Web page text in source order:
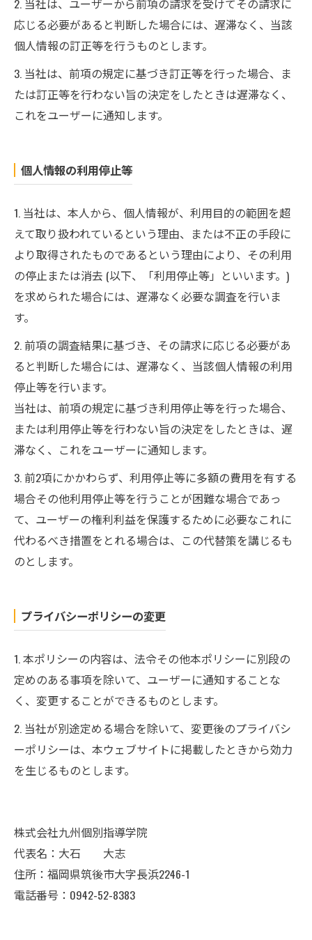
2. 当社は、ユーザーから前項の請求を受けてその請求に
応じる必要があると判断した場合には、遅滞なく、当該
個人情報の訂正等を行うものとします。
3. 当社は、前項の規定に基づき訂正等を行った場合、ま
たは訂正等を行わない旨の決定をしたときは遅滞なく、
これをユーザーに通知します。
個人情報の利用停止等
1. 当社は、本人から、個人情報が、利用目的の範囲を超
えて取り扱われているという理由、または不正の手段に
より取得されたものであるという理由により、その利用
の停止または消去 (以下、「利用停止等」といいます。)
を求められた場合には、遅滞なく必要な調査を行いま
す。
2. 前項の調査結果に基づき、その請求に応じる必要があ
ると判断した場合には、遅滞なく、当該個人情報の利用
停止等を行います。
当社は、前項の規定に基づき利用停止等を行った場合、
または利用停止等を行わない旨の決定をしたときは、遅
滞なく、これをユーザーに通知します。
3. 前2項にかかわらず、利用停止等に多額の費用を有する
場合その他利用停止等を行うことが困難な場合であっ
て、ユーザーの権利利益を保護するために必要なこれに
代わるべき措置をとれる場合は、この代替策を講じるも
のとします。
プライバシーポリシーの変更
1. 本ポリシーの内容は、法令その他本ポリシーに別段の
定めのある事項を除いて、ユーザーに通知することな
く、変更することができるものとします。
2. 当社が別途定める場合を除いて、変更後のプライバシ
ーポリシーは、本ウェブサイトに掲載したときから効力
を生じるものとします。
株式会社九州個別指導学院
代表名：大石 大志
住所：福岡県筑後市大字長浜2246-1
電話番号：0942-52-8383